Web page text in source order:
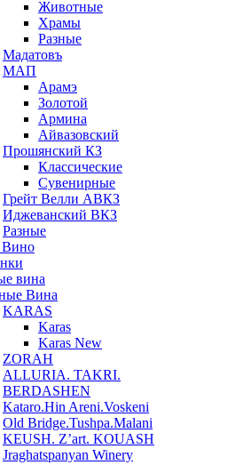
Животные
Храмы
Разные
Мадатовъ
МАП
Арамэ
Золотой
Армина
Айвазовский
Прошянский КЗ
Классические
Сувенирные
Грейт Велли АВКЗ
Иджеванский ВКЗ
Разные
Вино
вина
Вина
KARAS
Karas
Karas New
ZORAH
ALLURIA. TAKRI.
BERDASHEN
Kataro.Hin Areni.Voskeni
Old Bridge.Tushpa.Malani
KEUSH. Z’art. KOUASH
Jraghatspanyan Winery